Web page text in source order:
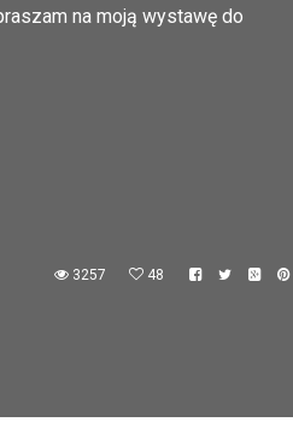
na moją wystawę do
3257 48